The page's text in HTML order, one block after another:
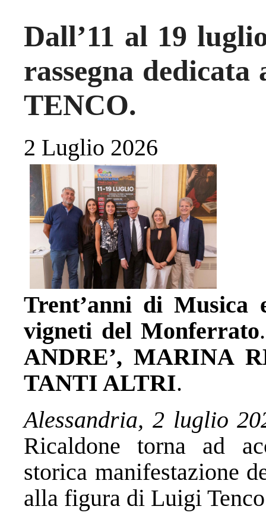
Dall’11 al 19
rassegna
TENCO.
2 Luglio 2026
Trent’anni di
vigneti del Monferrato
ANDRE’, MARINA
TANTI ALTRI.
Alessandria, 2 luglio
Ricaldone torna ad
storica manifestazione
alla figura di Luigi